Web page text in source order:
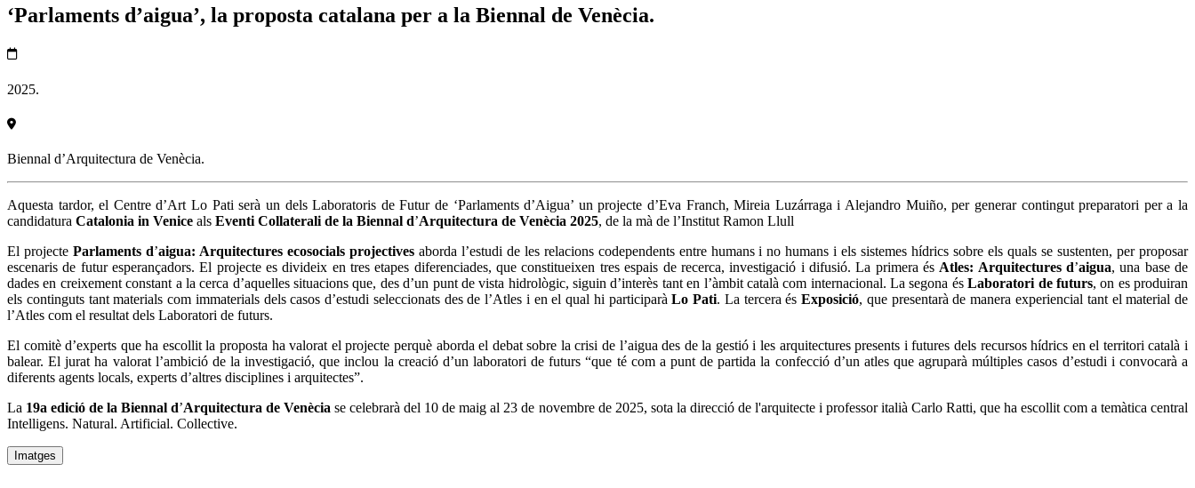
‘Parlaments d’aigua’, la proposta catalana per a la Biennal de Venècia.
2025.
Biennal d’Arquitectura de Venècia.
Aquesta tardor, el Centre d’Art Lo Pati serà un dels Laboratoris de Futur de ‘Parlaments d’Aigua’ un projecte d’Eva Franch, Mireia Luzárraga i Alejandro Muiño, per generar contingut preparatori per a la
candidatura Catalonia in Venice als Eventi Collaterali de la Biennal d’Arquitectura de Venècia 2025, de la mà de l’Institut Ramon Llull
El projecte Parlaments d’aigua: Arquitectures ecosocials projectivesaborda l’estudi de les relacions codependents entre humans i no humans i els sistemes hídrics sobre els quals se sustenten, per proposar
escenaris de futur esperançadors. El projecte es divideix en tres etapes diferenciades, que constitueixen tres espais de recerca, investigació i difusió. La primera és Atles: Arquitectures d’aigua, una base de
dades en creixement constant a la cerca d’aquelles situacions que, des d’un punt de vista hidrològic, siguin d’interès tant en l’àmbit català com internacional. La segona ésLaboratori de futurs, on es produiran
els continguts tant materials com immaterials dels casos d’estudi seleccionats des de l’Atles i en el qual hi participaràLo Pati. La tercera ésExposició, que presentarà de manera experiencial tant el material de
l’Atles com el resultat dels Laboratori de futurs.
El comitè d’experts que ha escollit la proposta ha valorat el projecte perquè aborda el debat sobre la crisi de l’aigua des de la gestió i les arquitectures presents i futures dels recursos hídrics en el territori català i
balear. El jurat ha valorat l’ambició de la investigació, que inclou la creació d’un laboratori de futurs “que té com a punt de partida la confecció d’un atles que agruparà múltiples casos d’estudi i convocarà a
diferents agents locals, experts d’altres disciplines i arquitectes”.
La 19a edicióde la Biennal d’Arquitectura de Venècia se celebrarà del 10 de maig al 23 de novembre de 2025, sota la direcció de l'arquitecte i professor italià Carlo Ratti, que ha escollit com a temàtica central
Intelligens. Natural. Artificial. Collective.
Imatges